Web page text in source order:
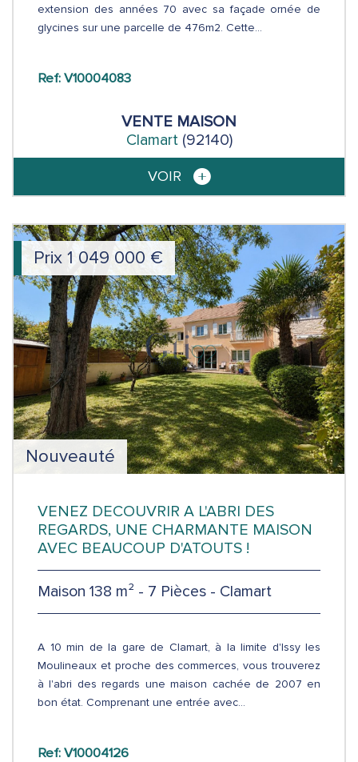
extension des années 70 avec sa façade ornée de
glycines sur une parcelle de 476m2. Cette...
Ref: V10004083
VENTE MAISON
Clamart (92140)
VOIR
Nouveauté
Prix 1 049 000 €
VENEZ DECOUVRIR A L'ABRI DES
REGARDS, UNE CHARMANTE MAISON
AVEC BEAUCOUP D'ATOUTS !
Maison 138 m² - 7 Pièces - Clamart
A 10 min de la gare de Clamart, à la limite d'Issy les
Moulineaux et proche des commerces, vous trouverez
à l'abri des regards une maison cachée de 2007 en
bon état. Comprenant une entrée avec...
Ref: V10004126